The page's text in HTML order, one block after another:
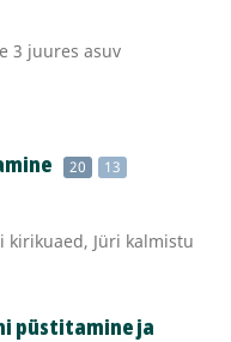
3 juures asuv
20 13
kirikuaed, Jüri kalmistu
püstitamine ja